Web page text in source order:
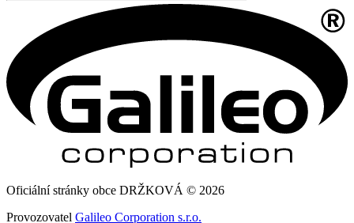
Oficiální stránky obce DRŽKOVÁ © 2026
Provozovatel Galileo Corporation s.r.o.